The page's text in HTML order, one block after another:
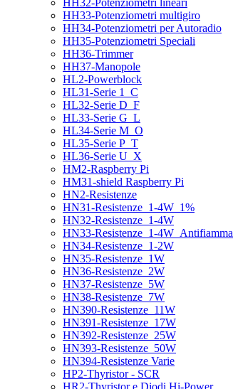
HH32-Potenziometri lineari
HH33-Potenziometri multigiro
HH34-Potenziometri per Autoradio
HH35-Potenziometri Speciali
HH36-Trimmer
HH37-Manopole
HL2-Powerblock
HL31-Serie 1_C
HL32-Serie D_F
HL33-Serie G_L
HL34-Serie M_O
HL35-Serie P_T
HL36-Serie U_X
HM2-Raspberry Pi
HM31-shield Raspberry Pi
HN2-Resistenze
HN31-Resistenze_1-4W_1%
HN32-Resistenze_1-4W
HN33-Resistenze_1-4W_Antifiamma
HN34-Resistenze_1-2W
HN35-Resistenze_1W
HN36-Resistenze_2W
HN37-Resistenze_5W
HN38-Resistenze_7W
HN390-Resistenze_11W
HN391-Resistenze_17W
HN392-Resistenze_25W
HN393-Resistenze_50W
HN394-Resistenze Varie
HP2-Thyristor - SCR
HR2-Thyristor e Diodi Hi-Power